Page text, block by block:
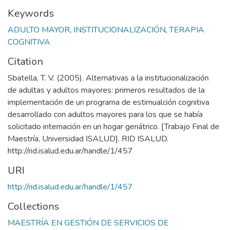
Keywords
ADULTO MAYOR, INSTITUCIONALIZACIÓN,TERAPIA
COGNITIVA
Citation
Sbatella, T. V. (2005). Alternativas a la institucionalización
de adultas y adultos mayores: primeros resultados de la
implementación de un programa de estimualción cognitiva
desarrollado con adultos mayores para los que se había
solicitado internación en un hogar geriátrico. [Trabajo Final de
Maestría, Universidad ISALUD]. RID ISALUD.
http://rid.isalud.edu.ar/handle/1/457
URI
http://rid.isalud.edu.ar/handle/1/457
Collections
MAESTRÍA EN GESTIÓN DE SERVICIOS DE